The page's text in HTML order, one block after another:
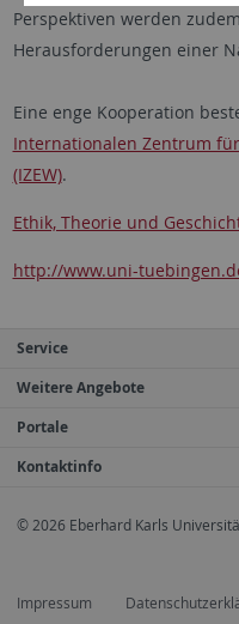
Perspektiven werden
Herausforderungen einer
Eine enge Kooperation
Internationalen Zentrum
(IZEW).
Ethik, Theorie und
http://www.uni-
Service
Weitere Angebote
Portale
Kontaktinfo
© 2026 Eberhard Karls
Impressum